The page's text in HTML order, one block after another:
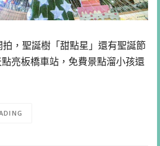
，聖誕樹「甜點星」還有聖誕節
亮板橋車站，免費景點溜小孩還